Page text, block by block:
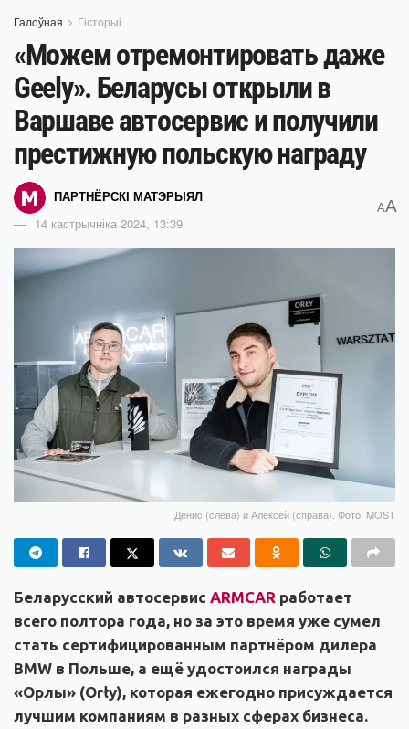
Галоўная Гісторыі
«Можем отремонтировать даже
Geely». Беларусы открыли в
Варшаве автосервис и получили
престижную польскую награду
ПАРТНЁРСКІ МАТЭРЫЯЛ
14 кастрычніка 2024, 13:39
AA
Денис (слева) и Алексей (справа). Фото: MOST
Беларусский автосервис ARMCAR работает
всего полтора года, но за это время уже сумел
стать сертифицированным партнёром дилера
BMW в Польше, а ещё удостоился награды
«Орлы» (Orły), которая ежегодно присуждается
лучшим компаниям в разных сферах бизнеса.